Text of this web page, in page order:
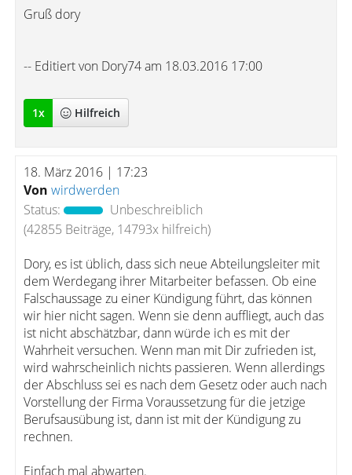
Gruß dory
-- Editiert von Dory74 am 18.03.2016 17:00
1x Hilfreich
18. März 2016 | 17:23
Von wirdwerden
Status:
Unbeschreiblich
(42855 Beiträge, 14793x hilfreich)
Dory, es ist üblich, dass sich neue Abteilungsleiter mit
dem Werdegang ihrer Mitarbeiter befassen. Ob eine
Falschaussage zu einer Kündigung führt, das können
wir hier nicht sagen. Wenn sie denn auffliegt, auch das
ist nicht abschätzbar, dann würde ich es mit der
Wahrheit versuchen. Wenn man mit Dir zufrieden ist,
wird wahrscheinlich nichts passieren. Wenn allerdings
der Abschluss sei es nach dem Gesetz oder auch nach
Vorstellung der Firma Voraussetzung für die jetzige
Berufsausübung ist, dann ist mit der Kündigung zu
rechnen.
Einfach mal abwarten.